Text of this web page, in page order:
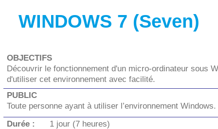
WINDOWS 7 (Seven)
OBJECTIFS
Découvrir le fonctionnement d'un micro-ordinateur sous
d'utiliser cet environnement avec facilité.
PUBLIC
Toute personne ayant à utiliser l’environnement Windows.
Durée :
1 jour (7 heures)